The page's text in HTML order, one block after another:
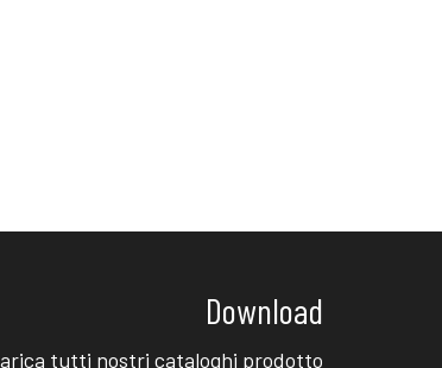
Download
tutti nostri cataloghi prodotto